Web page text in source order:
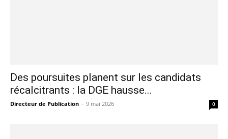
Des poursuites planent sur les candidats
récalcitrants : la DGE hausse...
Directeur de Publication - 9 mai 2026 0